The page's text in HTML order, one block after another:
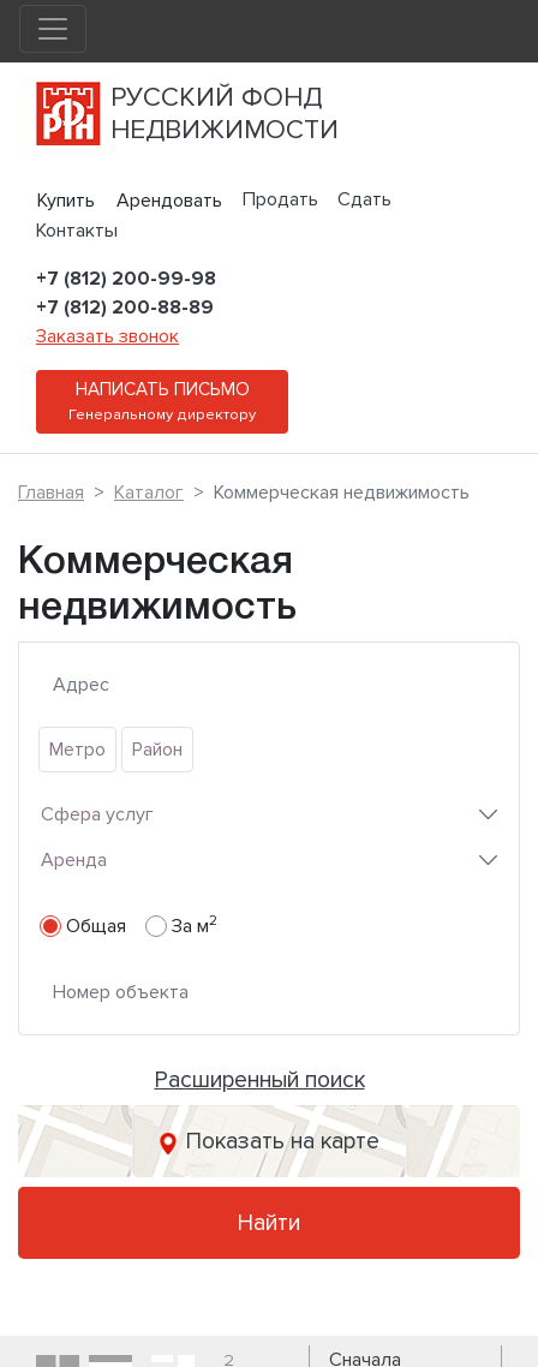
РУССКИЙ ФОНД
НЕДВИЖИМОСТИ
Купить Арендовать Продать
Сдать
Контакты
+7 (812) 200-99-98
+7 (812) 200-88-89
Заказать звонок
НАПИСАТЬ ПИСЬМО
Генеральному директору
Главная Каталог Коммерческая недвижимость
Коммерческая
недвижимость
Метро Район
Сфера услуг
Аренда
Общая За м2
Расширенный поиск
Показать на карте
Найти
2
Сначала